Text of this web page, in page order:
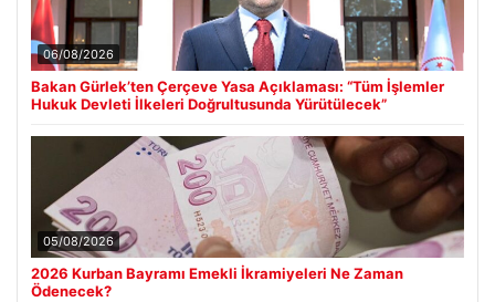
06/08/2026
Bakan Gürlek’ten Çerçeve Yasa Açıklaması: “Tüm İşlemler
Hukuk Devleti İlkeleri Doğrultusunda Yürütülecek”
05/08/2026
2026 Kurban Bayramı Emekli İkramiyeleri Ne Zaman
Ödenecek?